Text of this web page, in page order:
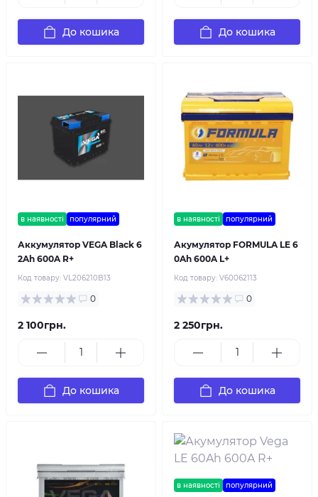
До кошика До кошика
в наявності популярний
Аккумулятор VEGA Black 6
2Ah 600A R+
Код товару: VL206210B13
0
2 100грн.
До кошика
в наявності популярний
Акумулятор FORMULA LE 6
0Ah 600A L+
Код товару: V60062113
0
2 250грн.
До кошика
в наявності популярний